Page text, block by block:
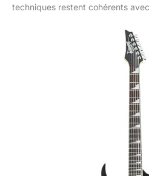
techniques restent cohérents